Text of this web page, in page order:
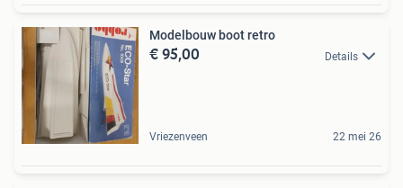
Modelbouw boot retro
€ 95,00 Details
Vriezenveen 22 mei 26